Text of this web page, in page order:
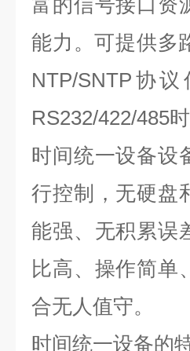
富的信号接口资
能力。可提供多
NTP/SNTP协
RS232/422/485
时间统一设备设
行控制，无硬盘
能强、无积累误
比高、操作简单
合无人值守。
时间统一设备的